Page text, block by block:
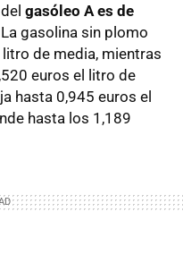
gasóleo A es de
gasolina sin plomo
de media, mientras
euros el litro de
hasta 0,945 euros el
hasta los 1,189